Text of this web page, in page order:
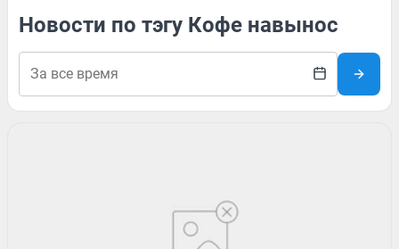
Новости по тэгу Кофе навынос